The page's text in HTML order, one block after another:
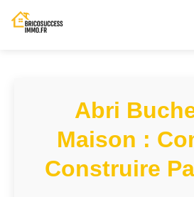
Abri
Maison :
Construire